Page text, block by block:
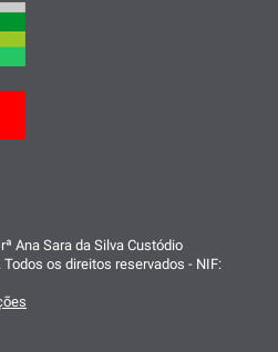
Ana Sara da Silva Custódio
os direitos reservados - NIF: